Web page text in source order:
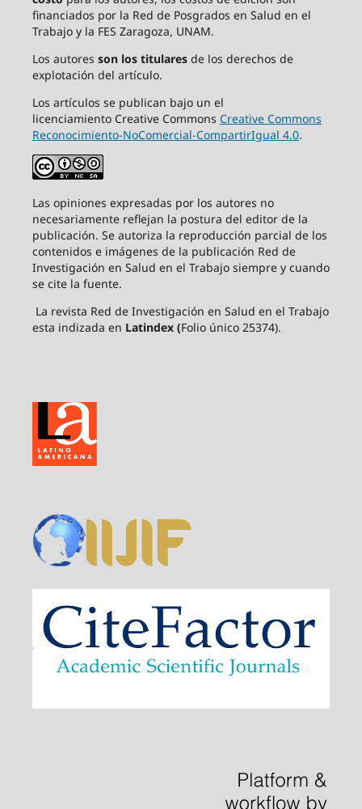
financiados por la Red de Posgrados en Salud en el
Trabajo y la FES Zaragoza, UNAM.
Los autores son los titularesde los derechos de
explotación del artículo.
Los artículos se publican bajo un el
licenciamiento Creative Commons Creative Commons
Reconocimiento-NoComercial-CompartirIgual 4.0.
Las opiniones expresadas por los autores no
necesariamente reflejan la postura del editor de la
publicación. Se autoriza la reproducción parcial de los
contenidos e imágenes de la publicación Red de
Investigación en Salud en el Trabajo siempre y cuando
se cite la fuente.
La revista Red de Investigación en Salud en el Trabajo
esta indizada en Latindex (Folio único 25374).